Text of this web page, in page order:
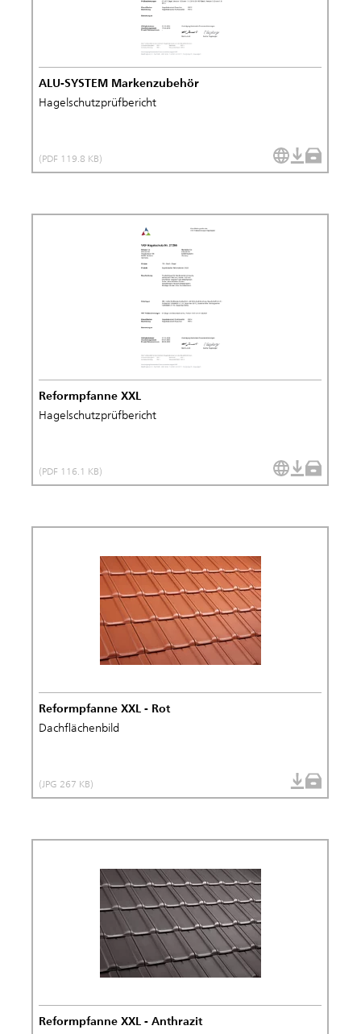
ALU-SYSTEM Markenzubehör
Hagelschutzprüfbericht
(PDF 119.8 KB)
Reformpfanne XXL
Hagelschutzprüfbericht
(PDF 116.1 KB)
Reformpfanne XXL - Rot
Dachflächenbild
(JPG 267 KB)
Reformpfanne XXL - Anthrazit